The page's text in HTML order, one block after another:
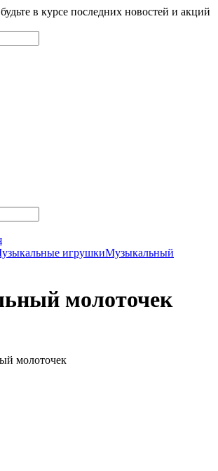
в курсе последних новостей и акций
игрушкиМузыкальный
молоточек
молоточек